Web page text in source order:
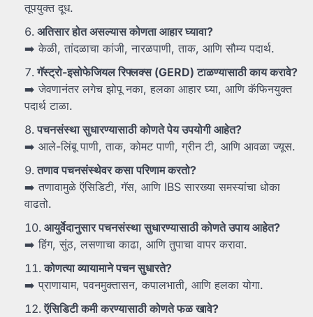
तूपयुक्त दूध.
अतिसारहोतअसल्यासकोणताआहारघ्यावा?
➡️ केळी, तांदळाचा कांजी, नारळपाणी, ताक, आणि सौम्य पदार्थ.
गॅस्ट्रो-इसोफेजियलरिफ्लक्स (GERD)टाळण्यासाठीकायकरावे?
➡️ जेवणानंतर लगेच झोपू नका, हलका आहार घ्या, आणि कॅफिनयुक्त
पदार्थ टाळा.
पचनसंस्थासुधारण्यासाठीकोणतेपेयउपयोगीआहेत?
➡️ आले-लिंबू पाणी, ताक, कोमट पाणी, ग्रीन टी, आणि आवळा ज्यूस.
तणावपचनसंस्थेवरकसापरिणामकरतो?
➡️ तणावामुळे ऍसिडिटी, गॅस, आणि IBS सारख्या समस्यांचा धोका
वाढतो.
आयुर्वेदानुसारपचनसंस्थासुधारण्यासाठीकोणतेउपायआहेत?
➡️ हिंग, सुंठ, लसणाचा काढा, आणि तुपाचा वापर करावा.
कोणत्याव्यायामानेपचनसुधारते?
➡️ प्राणायाम, पवनमुक्तासन, कपालभाती, आणि हलका योगा.
ऍसिडिटीकमीकरण्यासाठीकोणतेफळखावे?